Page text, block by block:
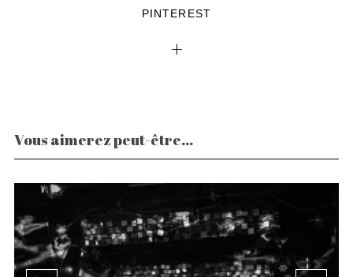
PINTEREST
Vous aimerez peut-être...